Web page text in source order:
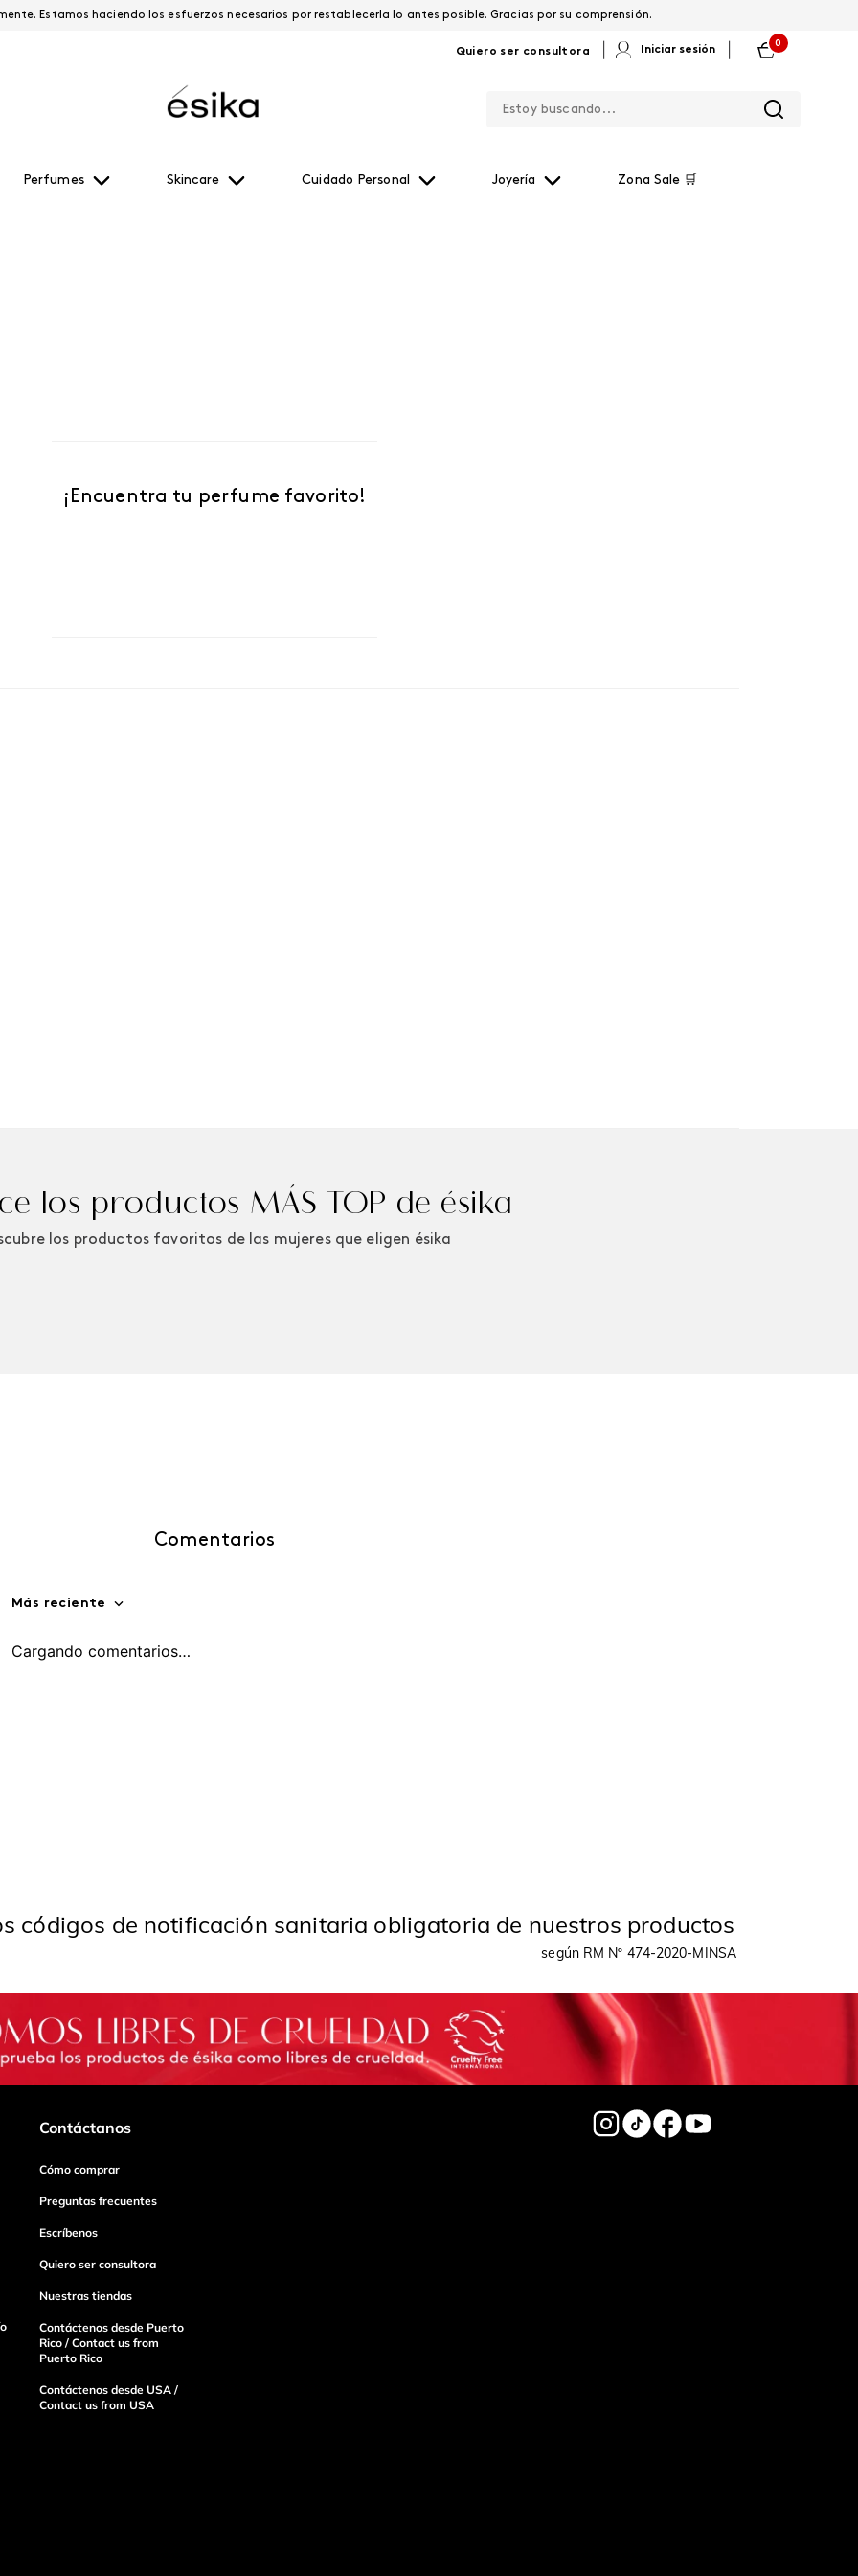
Quiero ser consultora Iniciar sesión
0
Perfumes Skincare Cuidado Personal Joyería Zona Sale 🛒
Esta página está suspendida temporalmente. Estamos haciendo los esfuerzos necesarios por restablecerla lo antes posible. Gracias por su comprensión.
¡Encuentra tu perfume favorito!
los productos MÁS TOP de ésika
los productos favoritos de las mujeres que eligen ésika
Comentarios
Más reciente
Cargando comentarios…
códigos de notificación sanitaria obligatoria de nuestros productos
según RM Nº 474-2020-MINSA
Contáctanos
Cómo comprar
Preguntas frecuentes
Escríbenos
Quiero ser consultora
Nuestras tiendas
Contáctenos desde Puerto
Rico / Contact us from
Puerto Rico
Contáctenos desde USA /
Contact us from USA